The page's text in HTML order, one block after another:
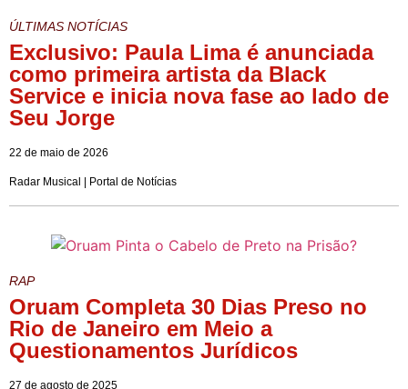
ÚLTIMAS NOTÍCIAS
Exclusivo: Paula Lima é anunciada
como primeira artista da Black
Service e inicia nova fase ao lado de
Seu Jorge
22 de maio de 2026
Radar Musical | Portal de Notícias
RAP
Oruam Completa 30 Dias Preso no
Rio de Janeiro em Meio a
Questionamentos Jurídicos
27 de agosto de 2025